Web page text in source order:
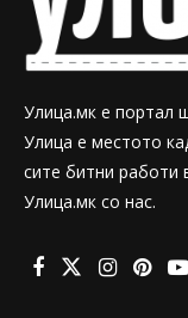
Улица.мк е портал
Улица е местото
сите битни работи
Улица.мк со нас.